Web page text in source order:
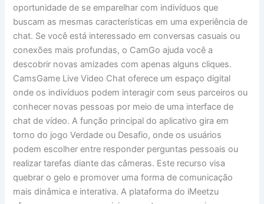
oportunidade de se emparelhar com indivíduos que
buscam as mesmas características em uma experiência de
chat. Se você está interessado em conversas casuais ou
conexões mais profundas, o CamGo ajuda você a
descobrir novas amizades com apenas alguns cliques.
CamsGame Live Video Chat oferece um espaço digital
onde os indivíduos podem interagir com seus parceiros ou
conhecer novas pessoas por meio de uma interface de
chat de vídeo. A função principal do aplicativo gira em
torno do jogo Verdade ou Desafio, onde os usuários
podem escolher entre responder perguntas pessoais ou
realizar tarefas diante das câmeras. Este recurso visa
quebrar o gelo e promover uma forma de comunicação
mais dinâmica e interativa. A plataforma do iMeetzu